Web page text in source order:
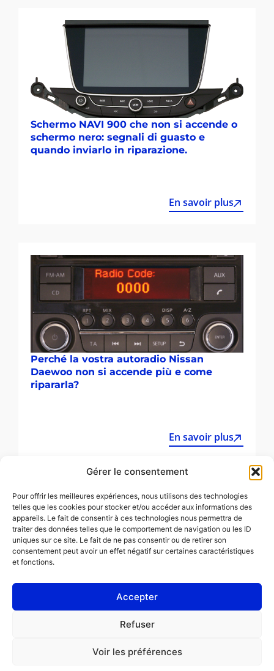
Gérer le consentement
Pour offrir les meilleures expériences, nous utilisons des technologies
telles que les cookies pour stocker et/ou accéder aux informations des
appareils. Le fait de consentir à ces technologies nous permettra de
traiter des données telles que le comportement de navigation ou les ID
uniques sur ce site. Le fait de ne pas consentir ou de retirer son
consentement peut avoir un effet négatif sur certaines caractéristiques
et fonctions.
Accepter
Refuser
Voir les préférences
Schermo NAVI 900 che non si accende o
schermo nero: segnali di guasto e
quando inviarlo in riparazione.
En savoir plus
Perché la vostra autoradio Nissan
Daewoo non si accende più e come
ripararla?
En savoir plus
Tutti gli articoli